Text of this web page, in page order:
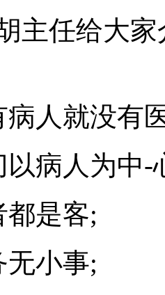
任给大家
人就没有
病人为中-
是客;
小事;